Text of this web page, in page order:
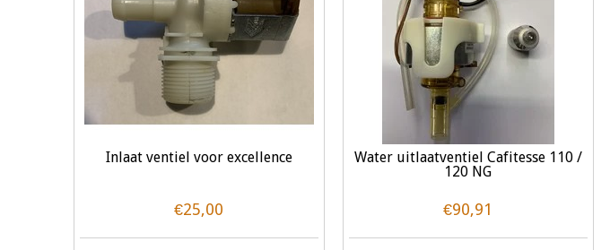
Inlaat ventiel voor excellence
€25,00
Water uitlaatventiel Cafitesse 110 /
120 NG
€90,91